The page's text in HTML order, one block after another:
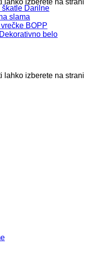
škatle Darilne
slama
BOPP
Dekorativno belo
lahko izberete na strani